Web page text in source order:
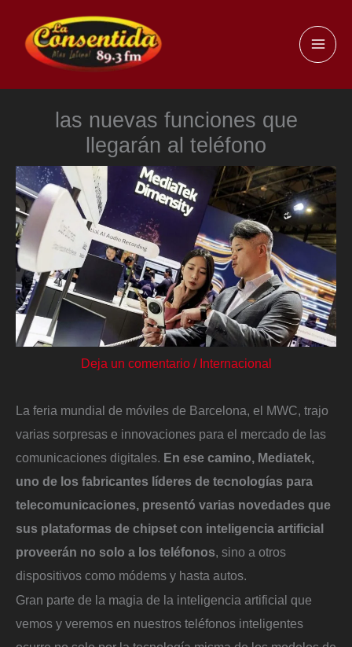
contenido
las nuevas funciones que
llegarán al teléfono
Deja un comentario / Internacional
La feria mundial de móviles de Barcelona, el MWC, trajo
varias sorpresas e innovaciones para el mercado de las
comunicaciones digitales. En ese camino, Mediatek,
uno de los fabricantes líderes de tecnologías para
telecomunicaciones, presentó varias novedades que
sus plataformas de chipset con inteligencia artificial
proveerán no solo a los teléfonos, sino a otros
dispositivos como módems y hasta autos.
Gran parte de la magia de la inteligencia artificial que
vemos y veremos en nuestros teléfonos inteligentes